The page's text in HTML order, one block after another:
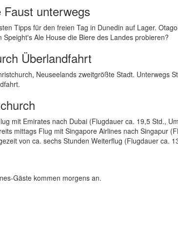
unterwegs
Tipps für den freien Tag in Dunedin auf Lager.
Ale House die Biere des Landes probieren?
Überlandfahrt
Neuseelands zweitgrößte Stadt. Unterwegs
mit Emirates nach Dubai (Flugdauer ca. 19,5 Std.,
mittags Flug mit Singapore Airlines nach Singapur
von ca. sechs Stunden Weiterflug (Flugdauer ca.
Gäste kommen morgens an.